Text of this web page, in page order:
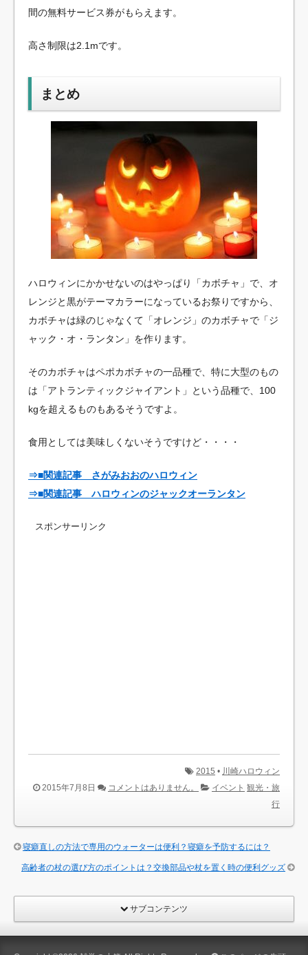
間の無料サービス券がもらえます。
高さ制限は2.1mです。
まとめ
ハロウィンにかかせないのはやっぱり「カボチャ」で、オ
レンジと黒がテーマカラーになっているお祭りですから、
カボチャは緑のじゃなくて「オレンジ」のカボチャで「ジ
ャック・オ・ランタン」を作ります。
そのカボチャはペポカボチャの一品種で、特に大型のもの
は「アトランティックジャイアント」という品種で、100
kgを超えるものもあるそうですよ。
食用としては美味しくないそうですけど・・・・
⇒■関連記事 さがみおおのハロウィン
⇒■関連記事 ハロウィンのジャックオーランタン
スポンサーリンク
2015 • 川崎ハロウィン
2015年7月8日
コメントはありません。 イベント 観光・旅
行
寝癖直しの方法で専用のウォーターは便利？寝癖を予防するには？
高齢者の杖の選び方のポイントは？交換部品や杖を置く時の便利グッズ
サブコンテンツ